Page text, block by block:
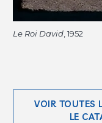
Le Roi David , 1952
VOIR TOUTES
LE